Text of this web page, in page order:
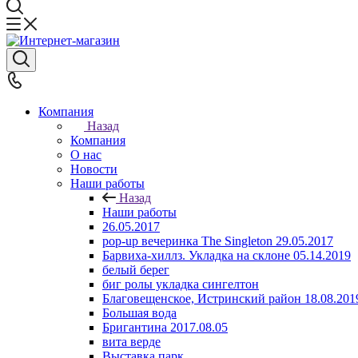
Компания
Назад
Компания
О нас
Новости
Наши работы
Назад
Наши работы
26.05.2017
pop-up вечеринка The Singleton 29.05.2017
Барвиха-хиллз. Укладка на склоне 05.14.2019
белый берег
биг ролы укладка сингелтон
Благовещенское, Истринский район
Большая вода
Бригантина 2017.08.05
вита верде